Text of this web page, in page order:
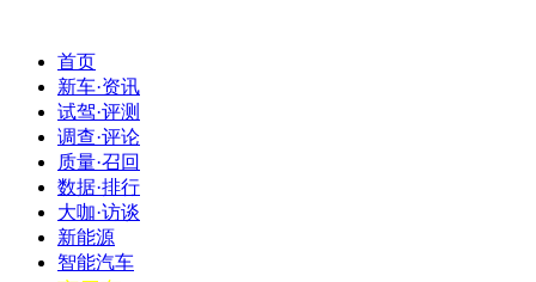
首页
新车·资讯
试驾·评测
调查·评论
质量·召回
数据·排行
大咖·访谈
新能源
智能汽车